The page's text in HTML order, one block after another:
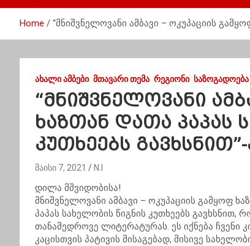
Home “მნიშვნელოვანი ამბავი – ოკუპაციის
ᲐᲮᲐᲚᲘ ᲐᲛᲑᲔᲑᲘ ᲛᲗᲐᲕᲐᲠᲘ ᲗᲔᲛᲐ ᲠᲔᲒᲘᲝᲜᲘ ᲡᲐᲖᲝᲒᲐᲓᲝᲔᲑᲐ
“მნიშვნელოვანი
ხაზთან დათა პაპას
კუთხეებს
მაისი 7, 2021 N.I
დილა მშვიდობისა!
მნიშვნელოვანი ამბავი – ოკუპაციის გამყოფ
პაპას სახელობის წიგნის კუთხეებს
თანამედროვე ლიტერატურას. ეს იქნება ჩვენი
კაცისთვის პატივის მისაგებად, მისივე